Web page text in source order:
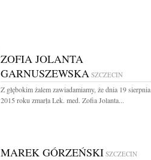
ZOFIA JOLANTA
GARNUSZEWSKA SZCZECIN
Z głębokim żalem zawiadamiamy, że dnia 19 sierpnia
2015 roku zmarła Lek. med. Zofia Jolanta...
MAREK GÓRZEŃSKI SZCZECIN